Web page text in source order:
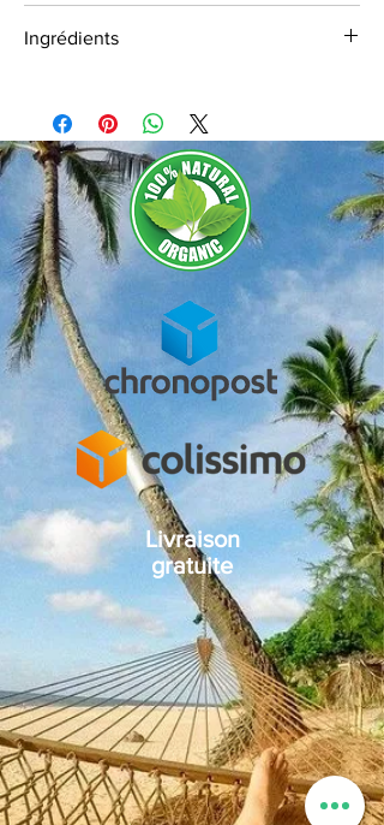
parmis les leaders du marché grâce aux
plus éco-responsable possible.
Basée en Republique tchèque, Annabis
cumule beaucoup d'années d'expérience et
de d'excellentes relations
commerciales avec les clients et experts en
cosmétique. Elle s'impose comme une
société spécialisée dans la recherche, le
developpement et la fabrication/production
de produits de haute qualité à base de
chanvre.
Avec un large choix de produits variés pour
vos besoins, Annabis s'engage a limiter sa
consomation d'energie, de matières
premières, et proposer des produits naturels
et vegan ainsi que de réduire sa quantité de
Ingrédients
Monostéarate de Glycéryle, Glyceryl Stearate
Citrate, Acide stéarique, Alcool dénaturé,
Huile d’Olivier d’Europe, Extrait de graines
de Chanvre, Extrait de tourbe, Oxyde de
zinc, Tocophérol, Benzoate de sodium,
Sorbate de potassium, Acide citrique.
Livraison
gratuite